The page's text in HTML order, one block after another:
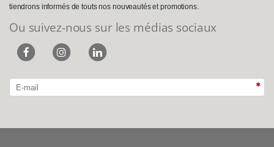
tiendrons informés de touts nos nouveautés et promotions.
Ou suivez-nous sur les médias sociaux